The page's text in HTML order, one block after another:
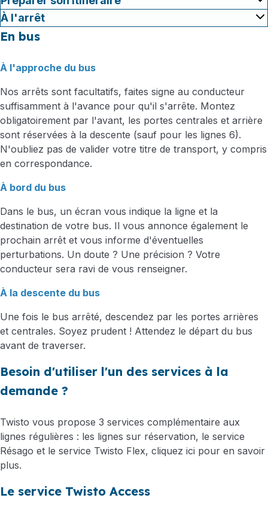
À l'arrêt
En bus
À l'approche du bus
Nos arrêts sont facultatifs, faites signe au conducteur
suffisamment à l'avance pour qu'il s'arrête. Montez
obligatoirement par l'avant, les portes centrales et arrière
sont réservées à la descente (sauf pour les lignes 6).
N'oubliez pas de valider votre titre de transport, y compris
en correspondance.
À bord du bus
Dans le bus, un écran vous indique la ligne et la
destination de votre bus. Il vous annonce également le
prochain arrêt et vous informe d'éventuelles
perturbations. Un doute ? Une précision ? Votre
conducteur sera ravi de vous renseigner.
À la descente du bus
Une fois le bus arrêté, descendez par les portes arrières
et centrales. Soyez prudent ! Attendez le départ du bus
avant de traverser.
Besoin d'utiliser l'un des services à la
demande ?
Twisto vous propose 3 services complémentaire aux
lignes régulières : les lignes sur réservation, le service
Résago et le service Twisto Flex, cliquez ici pour en savoir
plus.
Le service Twisto Access